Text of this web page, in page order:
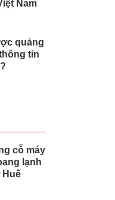
Nam
quảng
tin
cỗ máy
lạnh